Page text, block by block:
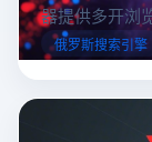
器提供多开浏
据，助力跨境
俄罗斯搜索引擎